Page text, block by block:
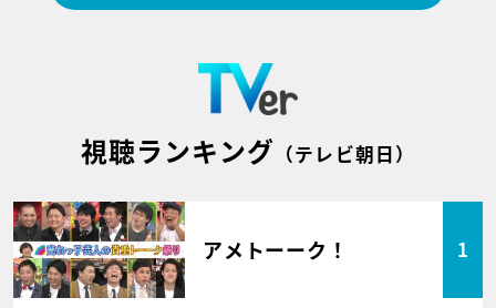
視聴ランキング （テレビ朝日）
アメトーーク！ 1